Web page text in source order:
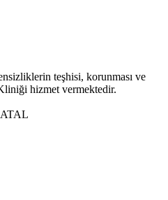
teşhisi, korunması ve
hizmet vermektedir.